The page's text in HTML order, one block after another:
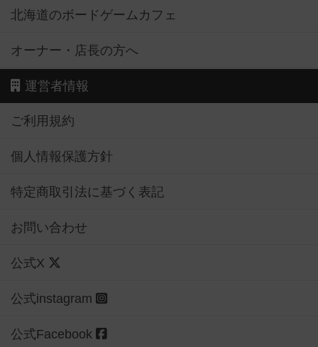
北海道のボードゲームカフェ
オーナー・店長の方へ
運営者情報
ご利用規約
個人情報保護方針
特定商取引法に基づく表記
お問い合わせ
公式X
公式instagram
公式Facebook